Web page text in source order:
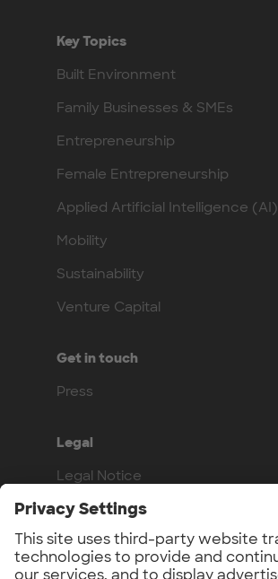
Key Topics
Built Environment
Family Businesses & SMEs
Entrepreneurship
Female Entrepreneurship
Applied Artificial Intelligence (AI)
Mobility
Sustainability
Venture Capital
Get in touch
Press
Legal
Legal Notice
Privacy Policy
Compliance